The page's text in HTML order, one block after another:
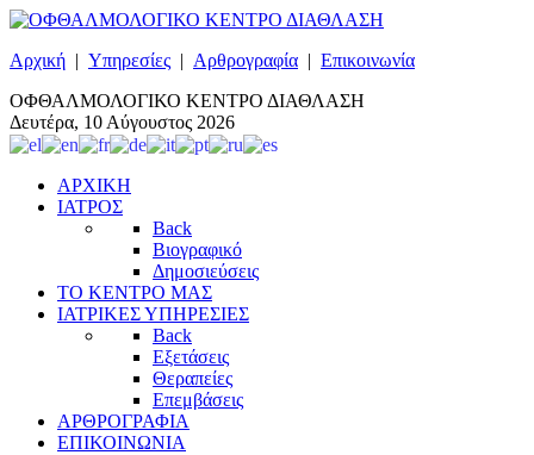
Αρχική | Υπηρεσίες | Αρθρογραφία | Επικοινωνία
ΟΦΘΑΛΜΟΛΟΓΙΚΟ ΚΕΝΤΡΟ ΔΙΑΘΛΑΣΗ
Δευτέρα, 10 Αύγουστος 2026
ΑΡΧΙΚΗ
ΙΑΤΡΟΣ
Back
Βιογραφικό
Δημοσιεύσεις
ΤΟ ΚΕΝΤΡΟ ΜΑΣ
ΙΑΤΡΙΚΕΣ ΥΠΗΡΕΣΙΕΣ
Back
Εξετάσεις
Θεραπείες
Επεμβάσεις
ΑΡΘΡΟΓΡΑΦΙΑ
ΕΠΙΚΟΙΝΩΝΙΑ